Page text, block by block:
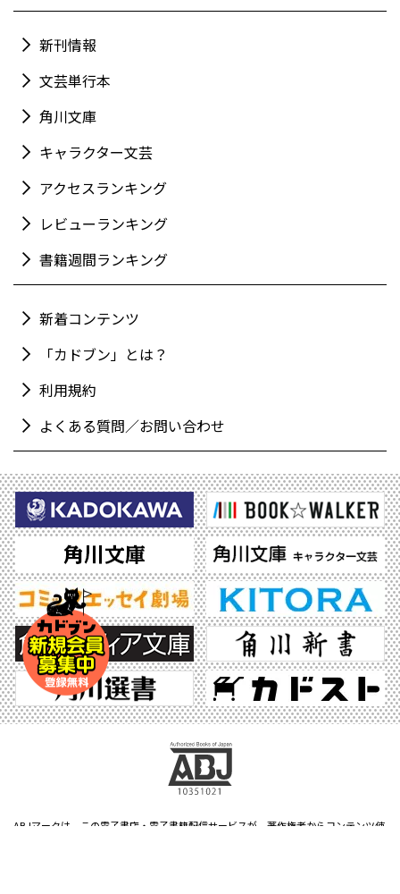
新刊情報
文芸単行本
角川文庫
キャラクター文芸
アクセスランキング
レビューランキング
書籍週間ランキング
新着コンテンツ
「カドブン」とは？
利用規約
よくある質問／お問い合わせ
ABJマークは、この電子書店・電子書籍配信サービスが、著作権者からコンテンツ使